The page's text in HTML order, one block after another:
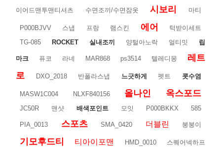
이어드맨투맨티셔츠 수면조끼/수면잠옷 시보리 마티
P000BJVV 스냅 프랑 램스킨 에어
턱받이세트
TG-085
ROCKET 실내조끼 양털아노락 얼티밋 립
마크 퓨코 라네 MAR868 ps3514 텔레디몽
레트
로
DXO_2018 반폴라스냅 느긋하게 펫트 콧수염
MASW1C004 NLXF840156 올나인 옥스포드
JC50R 맨샷 배색포인트 모잇 P000BKKX 585
PIA_0013 스포츠 SMA_0420 더블린 붕붕이
기모후드티 티아이포맨 HMD_0010
스퀘어넥하프